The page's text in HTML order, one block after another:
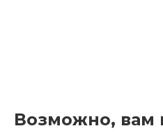
Возможно, вам